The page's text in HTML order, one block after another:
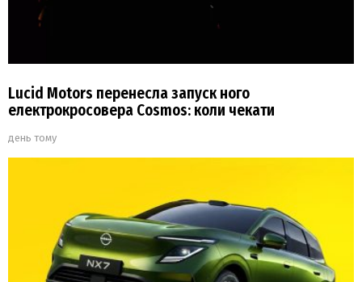
Lucid Motors перенесла запуск ного
електрокросовера Cosmos: коли чекати
день тому